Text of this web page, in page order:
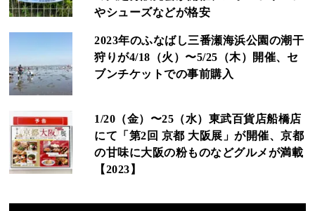
やシューズなどが格安
2023年のふなばし三番瀬海浜公園の潮干
狩りが4/18（火）〜5/25（木）開催、セ
ブンチケットでの事前購入
1/20（金）〜25（水）東武百貨店船橋店
にて「第2回 京都 大阪展」が開催、京都
の甘味に大阪の粉ものなどグルメが満載
【2023】